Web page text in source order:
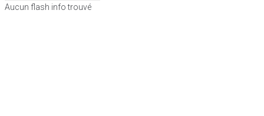
Aucun flash info trouvé